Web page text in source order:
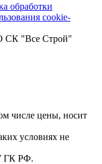
обработки
cookie-
СК "Все Строй"
числе цены, носит
условиях не
ГК РФ.